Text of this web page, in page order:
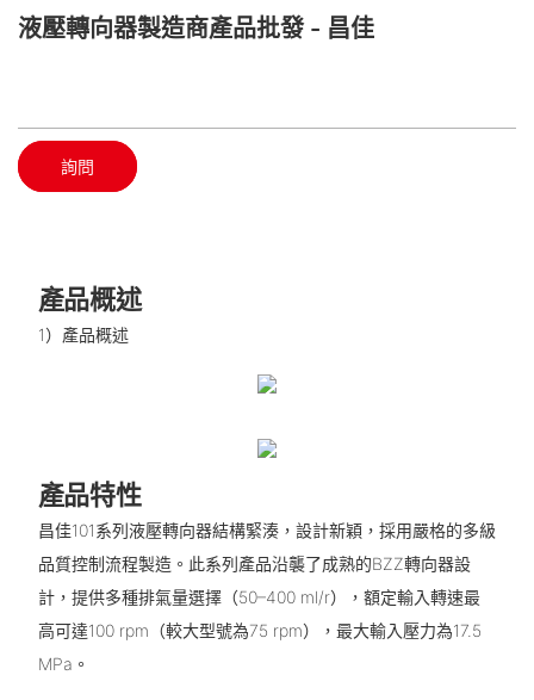
液壓轉向器製造商產品批發 - 昌佳
詢問
產品概述
1）產品概述
產品特性
昌佳101系列液壓轉向器結構緊湊，設計新穎，採用嚴格的多級
品質控制流程製造。此系列產品沿襲了成熟的BZZ轉向器設
計，提供多種排氣量選擇（50–400 ml/r），額定輸入轉速最
高可達100 rpm（較大型號為75 rpm），最大輸入壓力為17.5
MPa。